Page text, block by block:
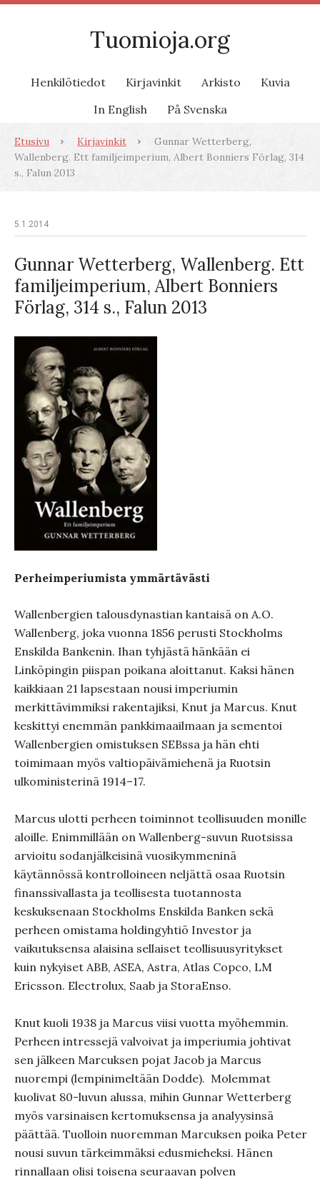
Tuomioja.org
Henkilötiedot Kirjavinkit Arkisto
Kuvia
In English
På Svenska
Etusivu Kirjavinkit
Gunnar Wetterberg,
Wallenberg. Ett familjeimperium, Albert Bonniers Förlag, 314
s., Falun 2013
5.1.2014
Gunnar Wetterberg, Wallenberg. Ett
familjeimperium, Albert Bonniers
Förlag, 314 s., Falun 2013
Perheimperiumista ymmärtävästi
Wallenbergien talousdynastian kantaisä on A.O.
Wallenberg, joka vuonna 1856 perusti Stockholms
Enskilda Bankenin. Ihan tyhjästä hänkään ei
Linköpingin piispan poikana aloittanut. Kaksi hänen
kaikkiaan 21 lapsestaan nousi imperiumin
merkittävimmiksi rakentajiksi, Knut ja Marcus. Knut
keskittyi enemmän pankkimaailmaan ja sementoi
Wallenbergien omistuksen SEBssa ja hän ehti
toimimaan myös valtiopäivämiehenä ja Ruotsin
ulkoministerinä 1914–17.
Marcus ulotti perheen toiminnot teollisuuden monille
aloille. Enimmillään on Wallenberg-suvun Ruotsissa
arvioitu sodanjälkeisinä vuosikymmeninä
käytännössä kontrolloineen neljättä osaa Ruotsin
finanssivallasta ja teollisesta tuotannosta
keskuksenaan Stockholms Enskilda Banken sekä
perheen omistama holdingyhtiö Investor ja
vaikutuksensa alaisina sellaiset teollisuusyritykset
kuin nykyiset ABB, ASEA, Astra, Atlas Copco, LM
Ericsson. Electrolux, Saab ja StoraEnso.
Knut kuoli 1938 ja Marcus viisi vuotta myöhemmin.
Perheen intressejä valvoivat ja imperiumia johtivat
sen jälkeen Marcuksen pojat Jacob ja Marcus
nuorempi (lempinimeltään Dodde). Molemmat
kuolivat 80-luvun alussa, mihin Gunnar Wetterberg
myös varsinaisen kertomuksensa ja analyysinsä
päättää. Tuolloin nuoremman Marcuksen poika Peter
nousi suvun tärkeimmäksi edusmieheksi. Hänen
rinnallaan olisi toisena seuraavan polven